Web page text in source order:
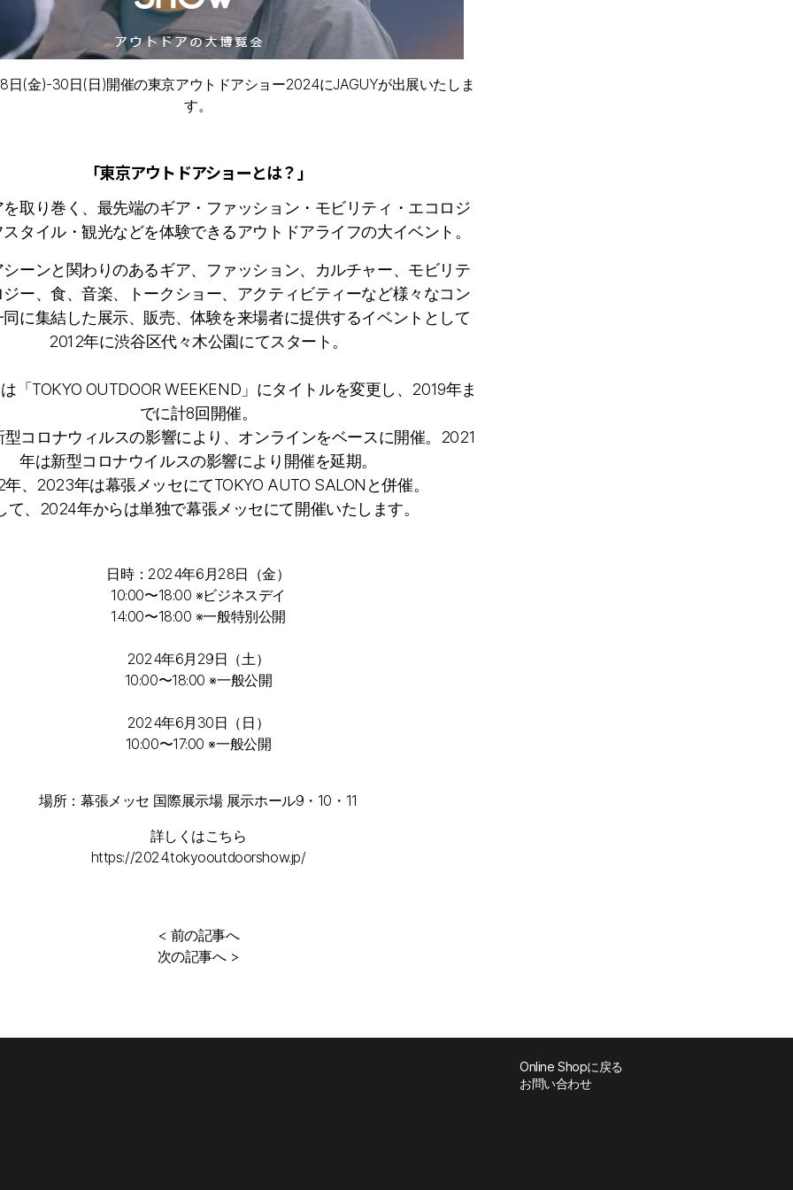
日(金)-30日(日)開催の東京アウトドアショー2024にJAGUYが出展いたしま
す。
「東京アウトドアショーとは？」
を取り巻く、最先端のギア・ファッション・モビリティ・エコロジ
タイル・観光などを体験できるアウトドアライフの大イベント。
シーンと関わりのあるギア、ファッション、カルチャー、モビリテ
ジー、食、音楽、トークショー、アクティビティーなど様々なコン
同に集結した展示、販売、体験を来場者に提供するイベントとして
2012年に渋谷区代々木公園にてスタート。
「TOKYO OUTDOOR WEEKEND」にタイトルを変更し、2019年ま
でに計8回開催。
コロナウィルスの影響により、オンラインをベースに開催。2021
年は新型コロナウイルスの影響により開催を延期。
、2023年は幕張メッセにてTOKYO AUTO SALONと併催。
て、2024年からは単独で幕張メッセにて開催いたします。
日時：2024年6月28日（金）
10:00〜18:00 ※ビジネスデイ
14:00〜18:00 ※一般特別公開
2024年6月29日（土）
10:00〜18:00 ※一般公開
2024年6月30日（日）
10:00〜17:00 ※一般公開
場所：幕張メッセ 国際展示場 展示ホール9・10・11
詳しくはこちら
https://2024.tokyooutdoorshow.jp/
< 前の記事へ
次の記事へ >
Online Shopに戻る
お問い合わせ